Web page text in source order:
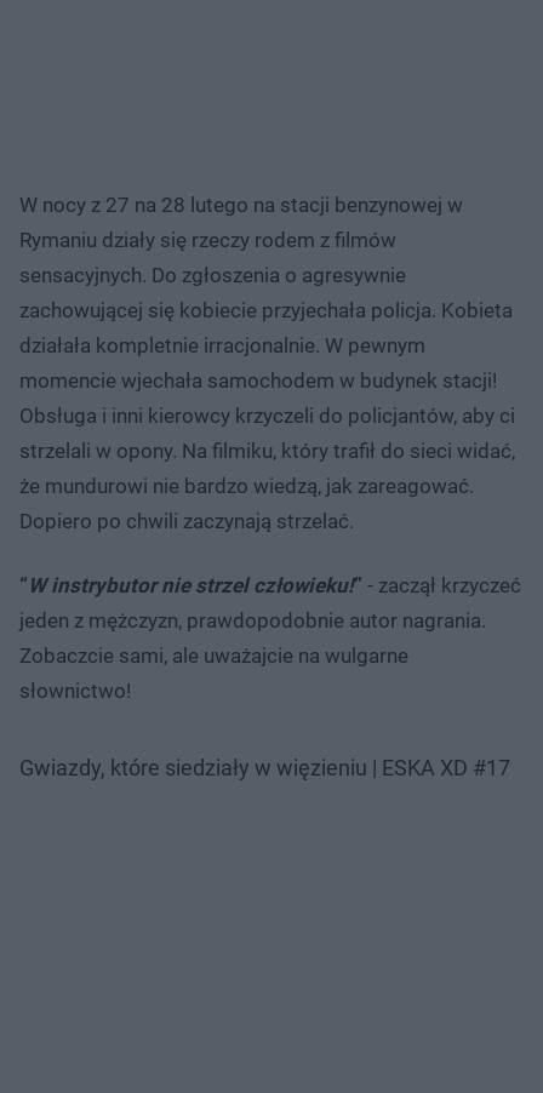
W nocy z 27 na 28 lutego na stacji benzynowej w
Rymaniu działy się rzeczy rodem z filmów
sensacyjnych. Do zgłoszenia o agresywnie
zachowującej się kobiecie przyjechała policja. Kobieta
działała kompletnie irracjonalnie. W pewnym
momencie wjechała samochodem w budynek stacji!
Obsługa i inni kierowcy krzyczeli do policjantów, aby ci
strzelali w opony. Na filmiku, który trafił do sieci widać,
że mundurowi nie bardzo wiedzą, jak zareagować.
Dopiero po chwili zaczynają strzelać.
“ W instrybutor nie strzel człowieku!” - zaczął krzyczeć
jeden z mężczyzn, prawdopodobnie autor nagrania.
Zobaczcie sami, ale uważajcie na wulgarne
słownictwo!
Gwiazdy, które siedziały w więzieniu | ESKA XD #17